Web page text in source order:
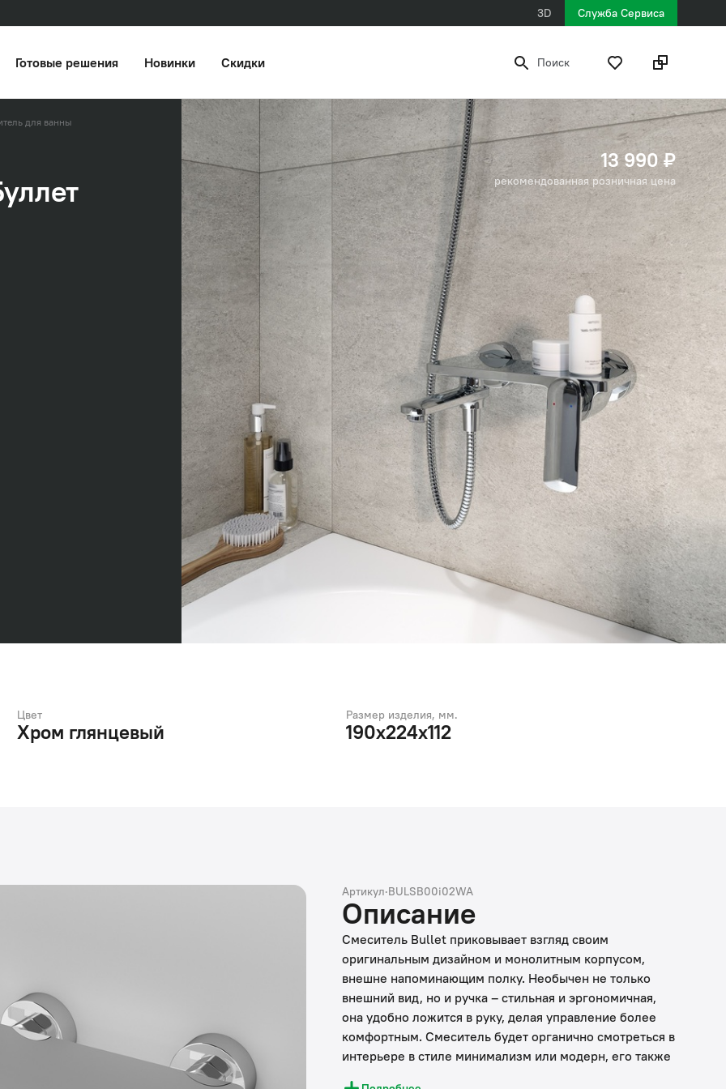
3D Служба Сервиса
Готовые решения Новинки Скидки Поиск
для ванны
13 990 ₽
рекомендованная розничная цена
Цвет
Хром глянцевый
Размер изделия, мм.
190х224х112
Артикул·BULSB00i02WA
Описание
Смеситель Bullet приковывает взгляд своим
оригинальным дизайном и монолитным корпусом,
внешне напоминающим полку. Необычен не только
внешний вид, но и ручка – стильная и эргономичная,
она удобно ложится в руку, делая управление более
комфортным. Смеситель будет органично смотреться в
интерьере в стиле минимализм или модерн, его также